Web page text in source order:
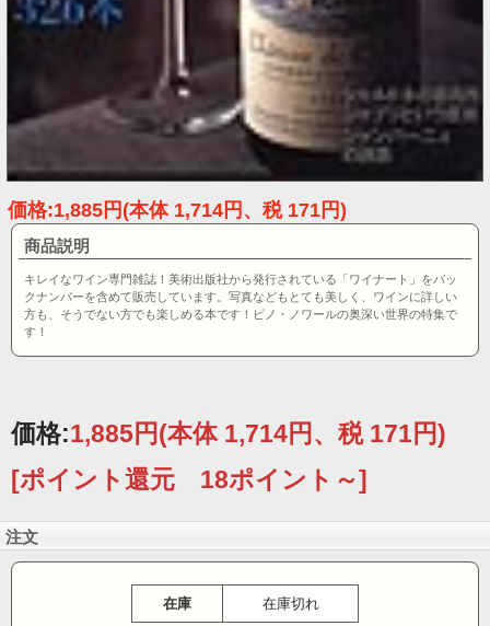
価格:1,885円(本体 1,714円、税 171円)
商品説明
キレイなワイン専門雑誌！美術出版社から発行されている「ワイナート」をバッ
クナンバーを含めて販売しています。写真などもとても美しく、ワインに詳しい
方も、そうでない方でも楽しめる本です！ピノ・ノワールの奥深い世界の特集で
す！
価格:1,885円(本体 1,714円、税 171円)
[ポイント還元 18ポイント～]
注文
在庫 在庫切れ